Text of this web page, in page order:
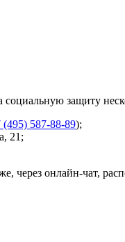
защиту
(495) 587-88-89);
21 ;
через онлайн-чат,